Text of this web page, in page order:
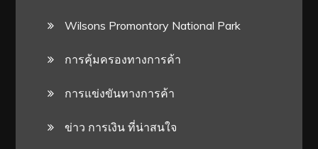
Wilsons Promontory National Park
การคุ้มครองทางการค้า
การแข่งขันทางการค้า
ข่าว การเงิน ที่น่าสนใจ